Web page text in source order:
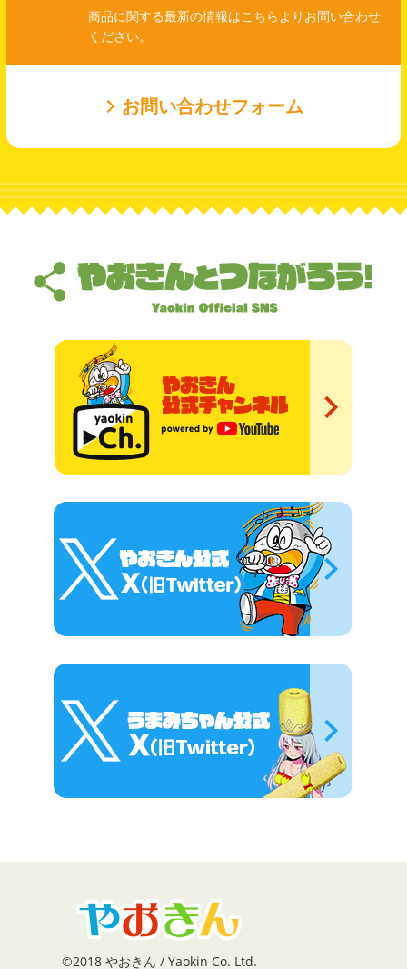
商品に関する最新の情報はこちらよりお問い合わせ
ください。
お問い合わせフォーム
©2018 やおきん / Yaokin Co. Ltd.